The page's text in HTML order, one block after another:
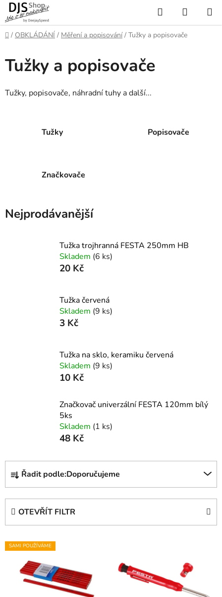
Přejít
na
obsah
Hledat
KOŠÍK
Domů
/ OBKLÁDÁNÍ / Měření a popisování / Tužky a popisovače
Tužky a popisovače
Tužky, popisovače, náhradní tuhy a další...
Tužky Popisovače
Značkovače
Nejprodávanější
Tužka trojhranná FESTA 250mm HB
Skladem (6 ks)
20 Kč
Tužka červená
Skladem (9 ks)
3 Kč
Tužka na sklo, keramiku červená
Skladem (9 ks)
10 Kč
Značkovač univerzální FESTA 120mm bílý
5ks
Skladem (1 ks)
48 Kč
Ř
z
p
Řadit podle:Doporučujeme
OTEVŘÍT FILTR
V
ý
SAMI POUŽÍVÁME